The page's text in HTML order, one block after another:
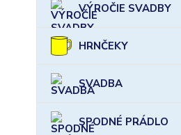
VÝROČIE SVADBY
HRNČEKY
SVADBA
SPODNÉ PRÁDLO